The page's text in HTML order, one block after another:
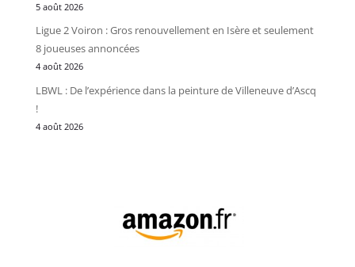
5 août 2026
Ligue 2 Voiron : Gros renouvellement en Isère et seulement
8 joueuses annoncées
4 août 2026
LBWL : De l’expérience dans la peinture de Villeneuve d’Ascq
!
4 août 2026